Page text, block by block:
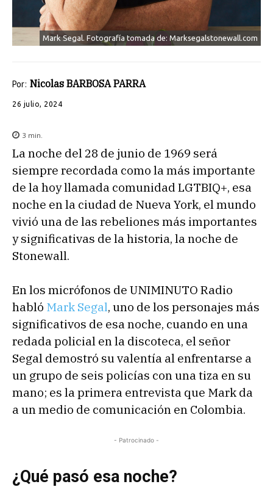
Mark Segal. Fotografía tomada de: Marksegalstonewall.com
Por: Nicolas BARBOSA PARRA
26 julio, 2024
3 min.
La noche del 28 de junio de 1969 será
siempre recordada como la más importante
de la hoy llamada comunidad LGTBIQ+, esa
noche en la ciudad de Nueva York, el mundo
vivió una de las rebeliones más importantes
y significativas de la historia, la noche de
Stonewall.
En los micrófonos de UNIMINUTO Radio
habló Mark Segal, uno de los personajes más
significativos de esa noche, cuando en una
redada policial en la discoteca, el señor
Segal demostró su valentía al enfrentarse a
un grupo de seis policías con una tiza en su
mano; es la primera entrevista que Mark da
a un medio de comunicación en Colombia.
- Patrocinado -
¿Qué pasó esa noche?